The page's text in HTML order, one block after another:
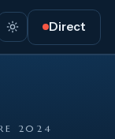
Direct
2024